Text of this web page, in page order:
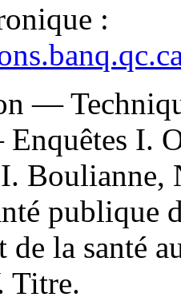
:
—
I.
Boulianne,
publique
la santé
Titre.